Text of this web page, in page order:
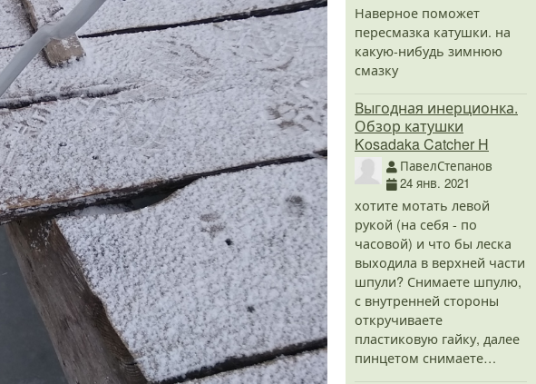
Наверное поможет
пересмазка катушки. на
какую-нибудь зимнюю
смазку
Выгодная инерционка.
Обзор катушки
Kosadaka Catcher H
ПавелСтепанов
24 янв. 2021
хотите мотать левой
рукой (на себя - по
часовой) и что бы леска
выходила в верхней части
шпули? Снимаете шпулю,
с внутренней стороны
откручиваете
пластиковую гайку, далее
пинцетом снимаете…